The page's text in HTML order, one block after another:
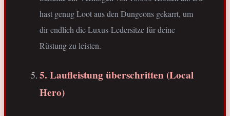
hast genug Loot aus den Dungeons gekarrt, um
dir endlich die Luxus-Ledersitze für deine
Rüstung zu leisten.
5. Laufleistung überschritten (Local
Hero)